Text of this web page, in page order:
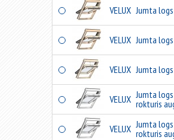
VELUX Jumta logs
VELUX Jumta logs
VELUX Jumta logs
VELUX Jumta logs
rokturis
VELUX Jumta logs
rokturis